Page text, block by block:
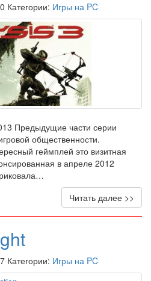
Категории: Игры на PC
Предыдущие части серии
общественности.
геймплей это визитная
в апреле 2012
Читать далее >>
Категории: Игры на PC